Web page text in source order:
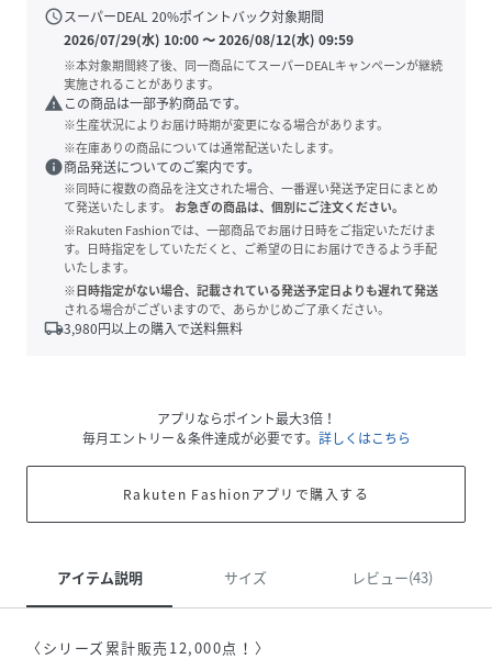
scheduleスーパーDEAL20%ポイントバック対象期間
2026/07/29(水) 10:00〜2026/08/12(水) 09:59
※本対象期間終了後、同一商品にてスーパーDEALキャンペーンが継続
実施されることがあります。
warning この商品は一部予約商品です。
※生産状況によりお届け時期が変更になる場合があります。
※在庫ありの商品については通常配送いたします。
info商品発送についてのご案内です。
※同時に複数の商品を注文された場合、一番遅い発送予定日にまとめ
て発送いたします。
お急ぎの商品は、個別にご注文ください。
※Rakuten Fashionでは、一部商品でお届け日時をご指定いただけま
す。日時指定をしていただくと、ご希望の日にお届けできるよう手配
いたします。
※日時指定がない場合、記載されている発送予定日よりも遅れて発送
される場合がございますので、あらかじめご了承ください。
local_shipping3,980円以上の購入で送料無料
アプリならポイント最大3倍！
毎月エントリー＆条件達成が必要です。 詳しくはこちら
Rakuten Fashionアプリで購入する
アイテム説明 サイズ レビュー(43)
〈シリーズ累計販売12,000点！〉